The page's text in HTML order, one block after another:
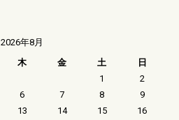
2026年8月
木 金 土
日
1
2
6 7 8
9
13 14 15
16